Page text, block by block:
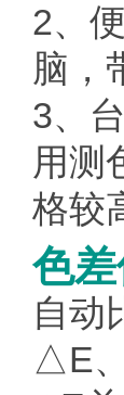
2、
脑，
3、
用测
格较
色
自动
△E